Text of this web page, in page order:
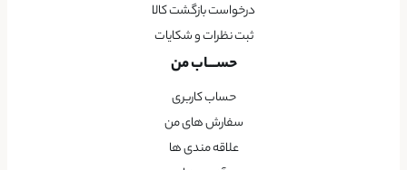
درخواست بازگشت کالا
ثبت نظرات و شکایات
حســـاب من
حساب کاربری
سفارش های من
علاقه مندی ها